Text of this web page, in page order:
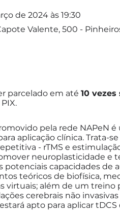
de 2024 às 19:30
Valente, 500 -
parcelado em até 10
pela rede NAPeN
aplicação clínica. Trata-
- rTMS e
neuroplasticidade e
capacidades de
teóricos de biofísica,
virtuais; além de um
cerebrais não
apto para aplicar tDCS